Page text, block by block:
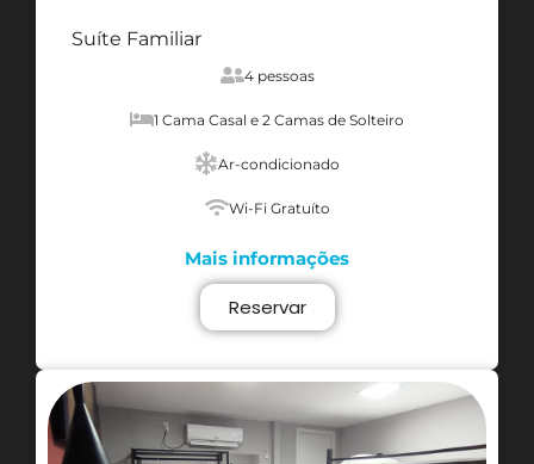
Suíte Familiar
4 pessoas
1 Cama Casal e 2 Camas de Solteiro
Ar-condicionado
Wi-Fi Gratuíto
Mais informações
Reservar